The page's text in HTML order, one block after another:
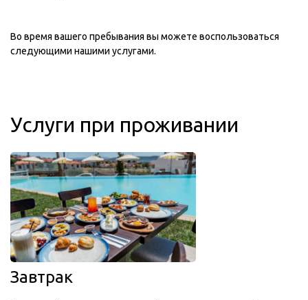
Во время вашего пребывания вы можете воспользоваться
следующими нашими услугами.
Услуги при проживании
Завтрак